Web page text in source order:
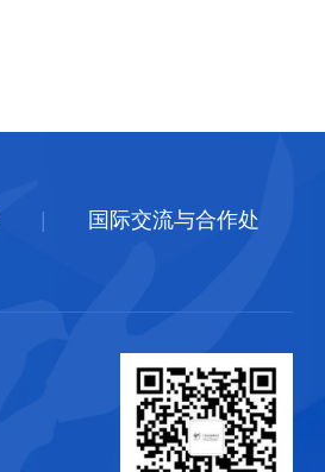
国际交流与合作处